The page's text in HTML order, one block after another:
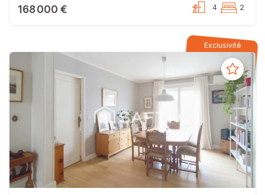
168 000 € 4 2
Exclusivité